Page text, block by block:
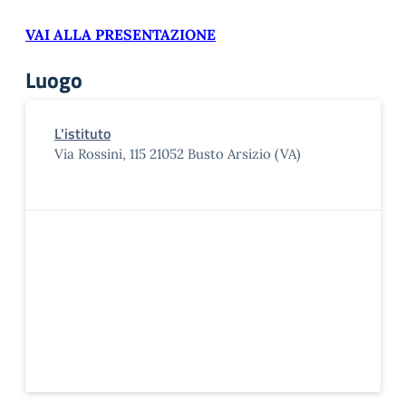
VAI ALLA PRESENTAZIONE
Luogo
L'istituto
Via Rossini, 115 21052 Busto Arsizio (VA)